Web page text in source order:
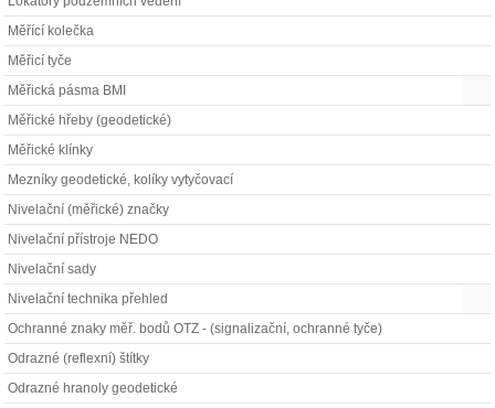
Měřící kolečka
Měřicí tyče
Měřická pásma BMI
Měřické hřeby (geodetické)
Měřické klínky
Mezníky geodetické, kolíky vytyčovací
Nivelační (měřické) značky
Nivelační přístroje NEDO
Nivelační sady
Nivelační technika přehled
Ochranné znaky měř. bodů OTZ - (signalizační, ochranné tyče)
Odrazné (reflexní) štítky
Odrazné hranoly geodetické